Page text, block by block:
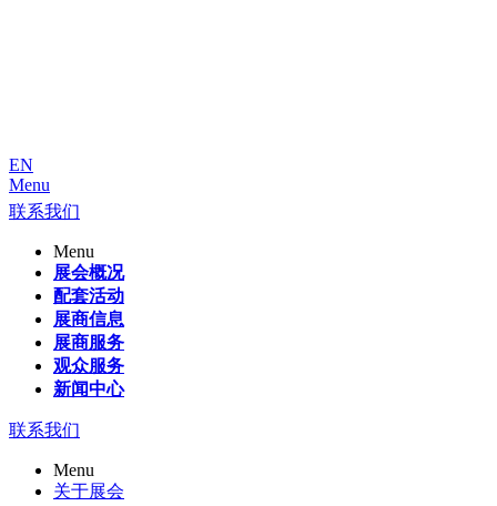
EN
Menu
联系我们
Menu
展会概况
配套活动
展商信息
展商服务
观众服务
新闻中心
联系我们
Menu
关于展会